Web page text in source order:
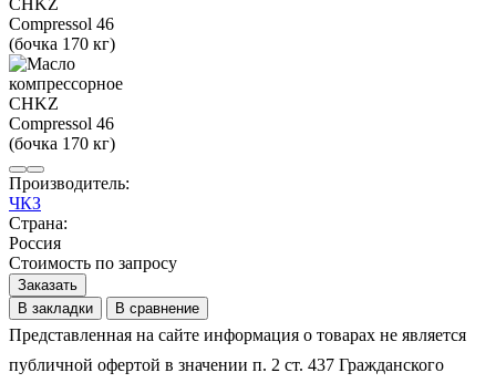
Производитель:
ЧКЗ
Страна:
Россия
Стоимость по запросу
Заказать
В закладки
В сравнение
Представленная на сайте информация о товарах не является
публичной офертой в значении п. 2 ст. 437 Гражданского